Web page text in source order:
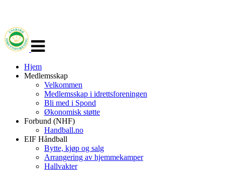
navigasjon
Hjem
Medlemsskap
Velkommen
Medlemsskap i idrettsforeningen
Bli med i Spond
Økonomisk støtte
Forbund (NHF)
Handball.no
EIF Håndball
Bytte, kjøp og salg
Arrangering av hjemmekamper
Hallvakter